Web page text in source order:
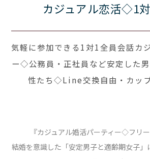
カジュアル恋活◇1
気軽に参加できる1対1全員会話カ
ー◇公務員・正社員など安定した
性たち◇Line交換自由・カッ
『カジュアル婚活パーティー◇フリ
結婚を意識した「安定男子と適齢期女子」